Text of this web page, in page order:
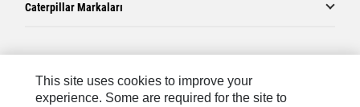
Caterpillar Markaları
Caterpillar Müşteri Hizmetleri Ve Iletişim
This site uses cookies to improve your
experience. Some are required for the site to